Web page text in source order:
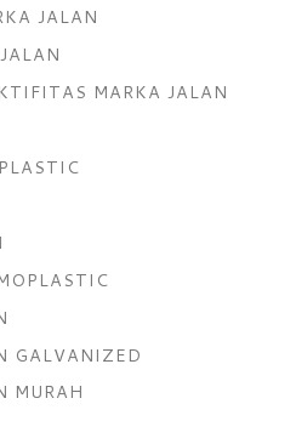
JALAN
MARKA JALAN
GALVANIZED
MURAH